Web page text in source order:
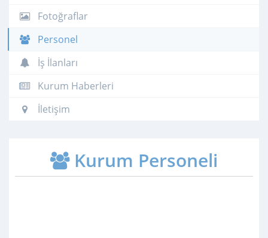
Fotoğraflar
Personel
İş İlanları
Kurum Haberleri
İletişim
Kurum Personeli